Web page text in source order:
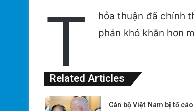
T
hỏa thuận đã chính
phán khó khăn hơn
Related Articles
Cán bộ Việt Nam bị tố